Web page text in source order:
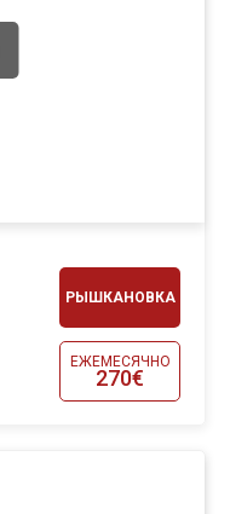
РЫШКАНОВКА
ЕЖЕМЕСЯЧНО
270€